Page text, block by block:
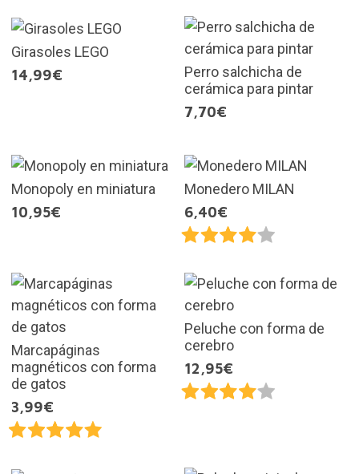
Girasoles LEGO
14,99€
Perro salchicha de
cerámica para pintar
7,70€
Monopoly en miniatura
10,95€
Monedero MILAN
6,40€
Marcapáginas
magnéticos con forma
de gatos
3,99€
Peluche con forma de
cerebro
12,95€